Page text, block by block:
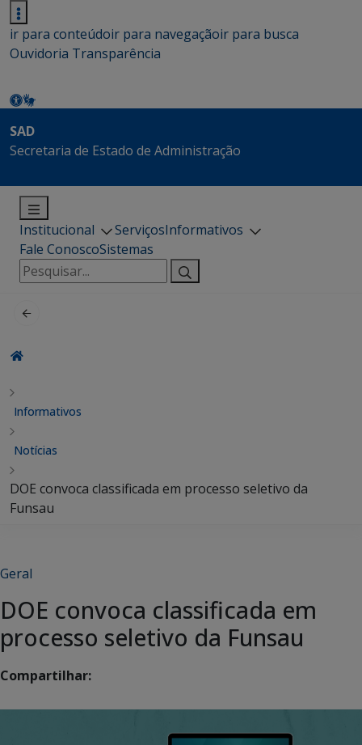
ir para conteúdoir para navegaçãoir para busca
Ouvidoria Transparência
SAD
Secretaria de Estado de Administração
Institucional ServiçosInformativos
Fale ConoscoSistemas
Pesquisar
por:
Informativos
Notícias
DOE convoca classificada em processo seletivo da
Funsau
Geral
DOE convoca classificada em
processo seletivo da Funsau
Compartilhar: